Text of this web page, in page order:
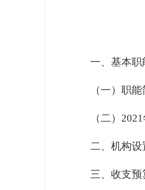
一、基本职
（一）职能
（二）2021
二、机构设
三、收支预